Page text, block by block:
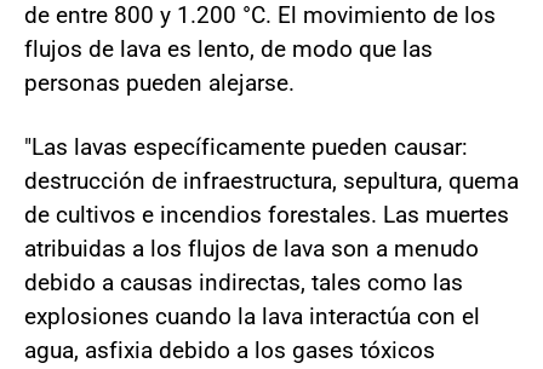
de entre 800 y 1.200 °C. El movimiento de los
flujos de lava es lento, de modo que las
personas pueden alejarse.
"Las lavas específicamente pueden causar:
destrucción de infraestructura, sepultura, quema
de cultivos e incendios forestales. Las muertes
atribuidas a los flujos de lava son a menudo
debido a causas indirectas, tales como las
explosiones cuando la lava interactúa con el
agua, asfixia debido a los gases tóxicos